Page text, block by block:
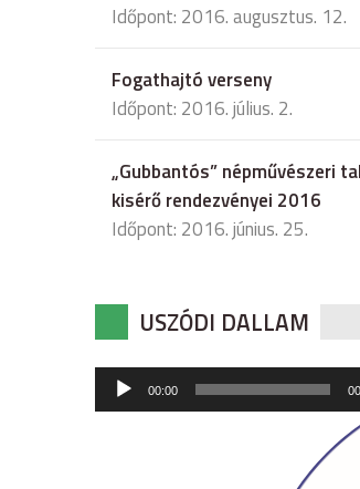
Időpont: 2016. augusztus. 12.
Fogathajtó verseny
Időpont: 2016. július. 2.
„Gubbantós” népművészeri
kisérő rendezvényei 2016
Időpont: 2016. június. 25.
USZÓDI DALLAM
Audió
lejátszó
00:00